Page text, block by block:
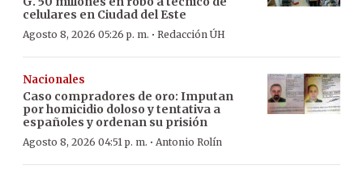
celulares en Ciudad del Este
Agosto 8, 2026 05:26 p. m. · Redacción ÚH
Nacionales
Caso compradores de oro: Imputan
por homicidio doloso y tentativa a
españoles y ordenan su prisión
Agosto 8, 2026 04:51 p. m. · Antonio Rolín